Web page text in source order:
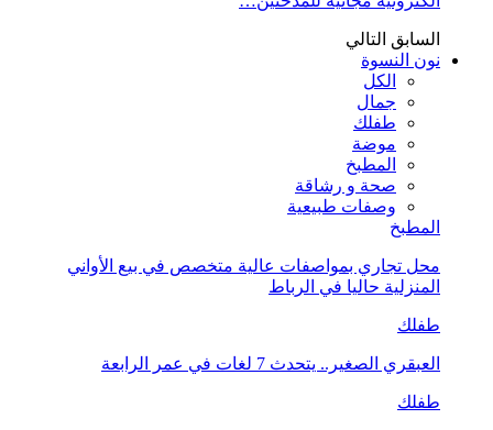
السابق التالي
نون النسوة
الكل
جمال
طفلك
موضة
المطبخ
صحة و رشاقة
وصفات طبيعية
المطبخ
محل تجاري بمواصفات عالية متخصص في بيع الأواني
المنزلية حاليا في الرباط
طفلك
العبقري الصغير.. يتحدث 7 لغات في عمر الرابعة
طفلك